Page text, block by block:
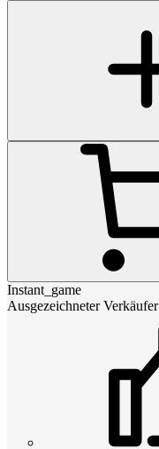
Instant_game
Ausgezeichneter Verkäufer